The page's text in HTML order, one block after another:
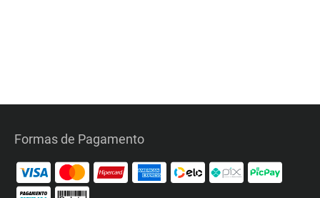
Formas de Pagamento